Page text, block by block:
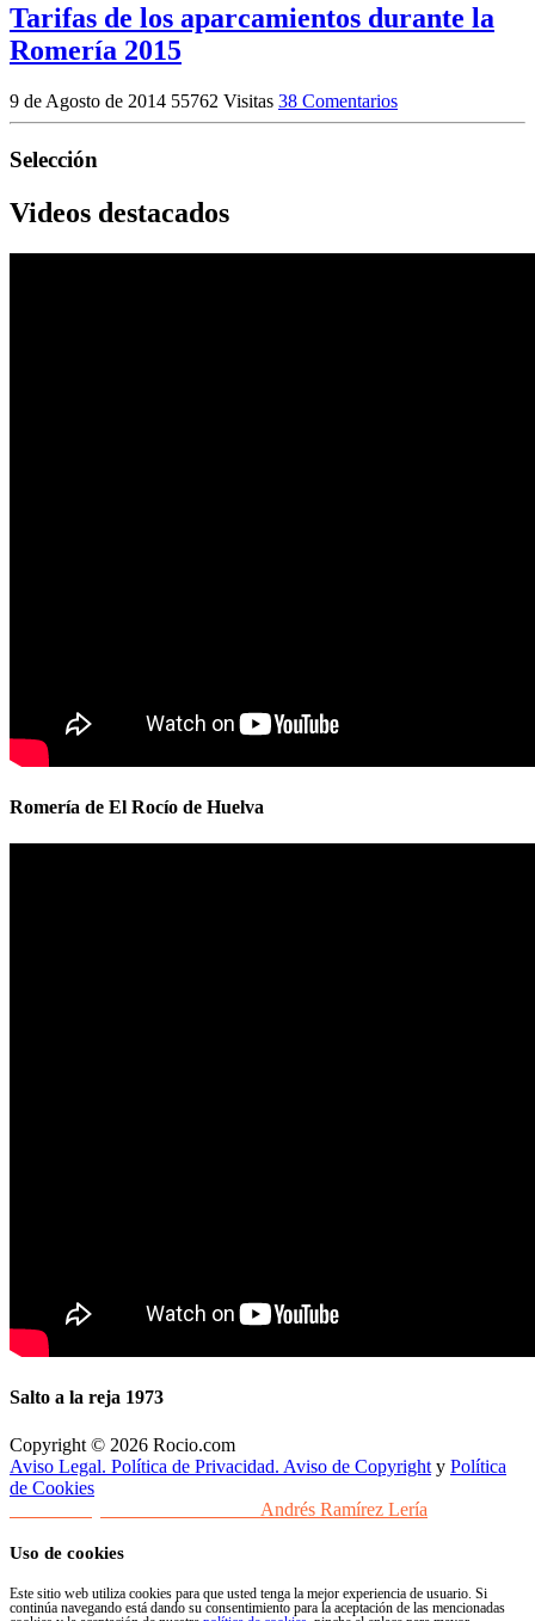
Tarifas de los aparcamientos durante la
Romería 2015
9 de Agosto de 2014 55762 Visitas 38 Comentarios
Selección
Videos destacados
Romería de El Rocío de Huelva
Salto a la reja 1973
Copyright © 2026 Rocio.com
Aviso Legal. Política de Privacidad. Aviso de Copyright y Política
de Cookies
Andrés Ramírez Lería
Uso de cookies
Este sitio web utiliza cookies para que usted tenga la mejor experiencia de usuario. Si
continúa navegando está dando su consentimiento para la aceptación de las mencionadas